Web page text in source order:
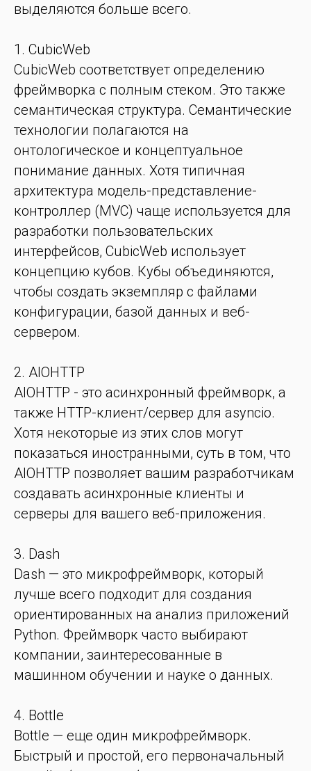
выделяются больше всего.
1. CubicWeb
CubicWeb соответствует определению
фреймворка с полным стеком. Это также
семантическая структура. Семантические
технологии полагаются на
онтологическое и концептуальное
понимание данных. Хотя типичная
архитектура модель-представление-
контроллер (MVC) чаще используется для
разработки пользовательских
интерфейсов, CubicWeb использует
концепцию кубов. Кубы объединяются,
чтобы создать экземпляр с файлами
конфигурации, базой данных и веб-
сервером.
2. AIOHTTP
AIOHTTP - это асинхронный фреймворк, а
также HTTP-клиент/сервер для asyncio.
Хотя некоторые из этих слов могут
показаться иностранными, суть в том, что
AIOHTTP позволяет вашим разработчикам
создавать асинхронные клиенты и
серверы для вашего веб-приложения.
3. Dash
Dash — это микрофреймворк, который
лучше всего подходит для создания
ориентированных на анализ приложений
Python. Фреймворк часто выбирают
компании, заинтересованные в
машинном обучении и науке о данных.
4. Bottle
Bottle — еще один микрофреймворк.
Быстрый и простой, его первоначальный